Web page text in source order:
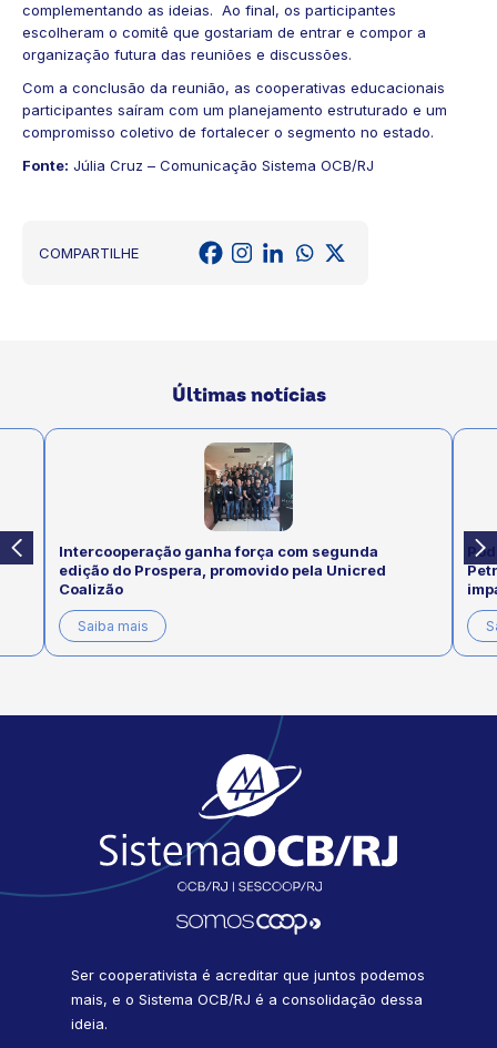
complementando as ideias. Ao final, os participantes
escolheram o comitê que gostariam de entrar e compor a
organização futura das reuniões e discussões.
Com a conclusão da reunião, as cooperativas educacionais
participantes saíram com um planejamento estruturado e um
compromisso coletivo de fortalecer o segmento no estado.
Fonte: Júlia Cruz – Comunicação Sistema OCB/RJ
COMPARTILHE
Últimas notícias
Podcast “Presente na Sua Casa” da Unimed
Petrópolis aborda os cuidados com a asma e os
impactos do tabagismo na saúde respiratória
Saiba mais
Ser cooperativista é acreditar que juntos podemos
mais, e o Sistema OCB/RJ é a consolidação dessa
ideia.